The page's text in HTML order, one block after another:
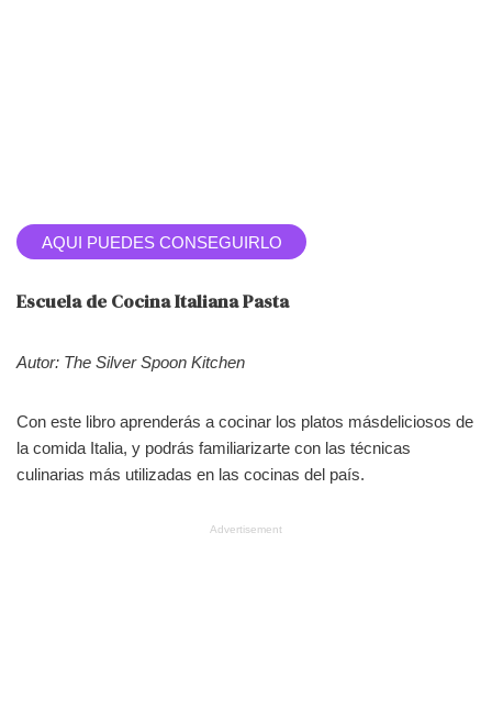
AQUI PUEDES CONSEGUIRLO
Escuela de Cocina Italiana Pasta
Autor: The Silver Spoon Kitchen
Con este libro aprenderás a cocinar los platos másdeliciosos de
la comida Italia, y podrás familiarizarte con las técnicas
culinarias más utilizadas en las cocinas del país.
Advertisement